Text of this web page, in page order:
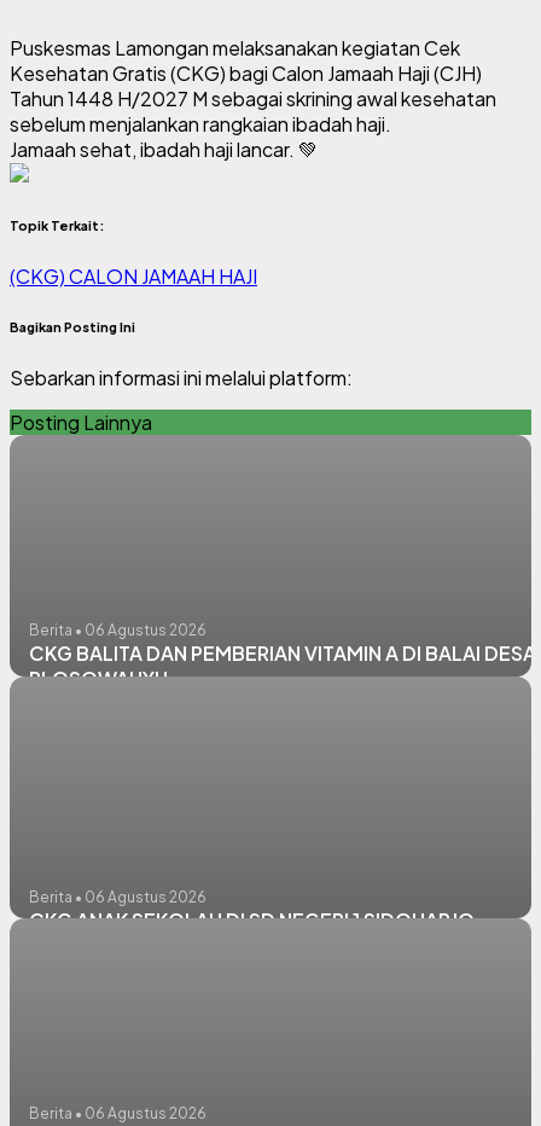
Puskesmas Lamongan melaksanakan kegiatan Cek
Kesehatan Gratis (CKG) bagi Calon Jamaah Haji (CJH)
Tahun 1448 H/2027 M sebagai skrining awal kesehatan
sebelum menjalankan rangkaian ibadah haji.
Jamaah sehat, ibadah haji lancar. 💚
Topik Terkait:
(CKG) CALON JAMAAH HAJI
Bagikan Posting Ini
Sebarkan informasi ini melalui platform:
Posting Lainnya
Berita • 06 Agustus 2026
CKG BALITA DAN PEMBERIAN VITAMIN A DI BALAI DESA
PLOSOWAHYU
Berita • 06 Agustus 2026
CKG ANAK SEKOLAH DI SD NEGERI 1 SIDOHARJO
Berita • 06 Agustus 2026